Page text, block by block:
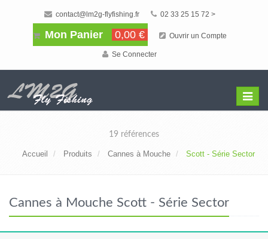
contact@lm2g-flyfishing.fr 02 33 25 15 72 >
Mon Panier 0,00 € Ouvrir un Compte
Se Connecter
Menu
19 références
Accueil Produits Cannes à Mouche Scott - Série Sector
Cannes à Mouche Scott - Série Sector